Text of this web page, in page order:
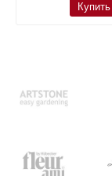
Купить